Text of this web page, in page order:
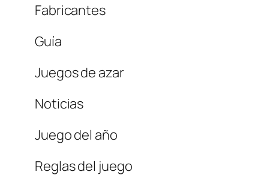
Fabricantes
Guía
Juegos de azar
Noticias
Juego del año
Reglas del juego